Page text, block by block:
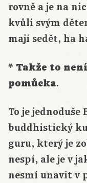
rovně a je na
kvůli svým
mají sedět, ha
* Takže to
pomůcka.
To je jednoduše
buddhistický
guru, který je
nespí, ale je v
nesmí unavit v